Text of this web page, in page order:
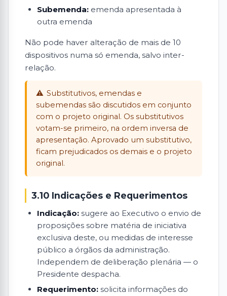
Subemenda: emenda apresentada à
outra emenda
Não pode haver alteração de mais de 10
dispositivos numa só emenda, salvo inter-
relação.
Substitutivos, emendas e
subemendas são discutidos em conjunto
com o projeto original. Os substitutivos
votam-se primeiro, na ordem inversa de
apresentação. Aprovado um substitutivo,
ficam prejudicados os demais e o projeto
original.
3.10 Indicações e Requerimentos
Indicação: sugere ao Executivo o envio de
proposições sobre matéria de iniciativa
exclusiva deste, ou medidas de interesse
público a órgãos da administração.
Independem de deliberação plenária — o
Presidente despacha.
Requerimento: solicita informações do